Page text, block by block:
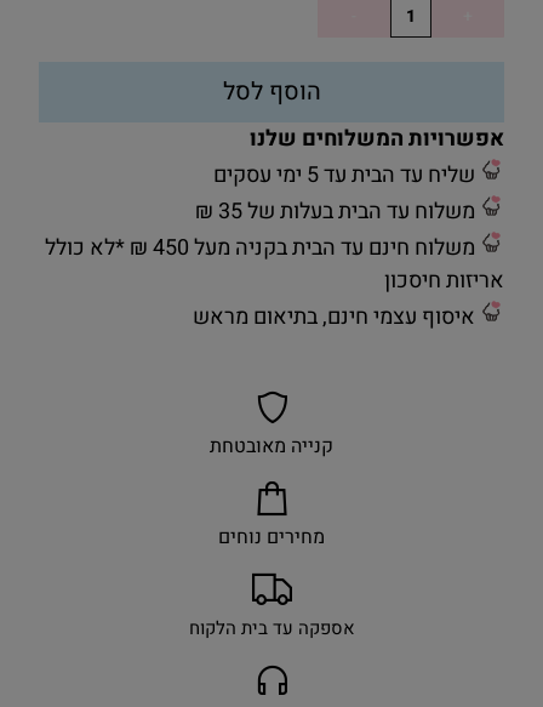
הוסף לסל
אפשרויות המשלוחים שלנו
שליח עד הבית עד 5 ימי עסקים
משלוח עד הבית בעלות של 35 ₪
משלוח חינם עד הבית בקניה מעל 450 ₪ *לא כולל
אריזות חיסכון
איסוף עצמי חינם, בתיאום מראש
קנייה מאובטחת
מחירים נוחים
אספקה עד בית הלקוח